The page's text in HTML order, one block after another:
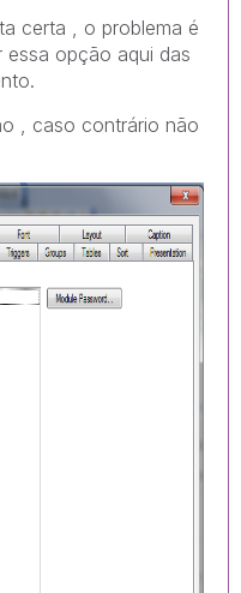
certa , o problema é
essa opção aqui das
, caso contrário não